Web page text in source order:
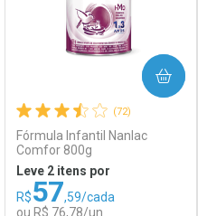
(72)
Fórmula Infantil Nanlac
Comfor 800g
Leve 2 itens por
R$57,59/cada
ou R$ 76,78/un
COMPRAR